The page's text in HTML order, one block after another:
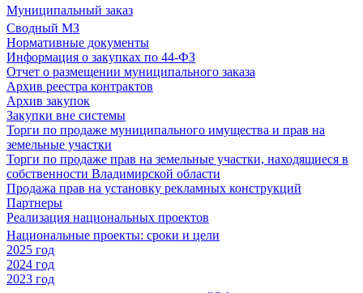
Муниципальный заказ
Сводный МЗ
Нормативные документы
Информация о закупках по 44-ФЗ
Отчет о размещении муниципального заказа
Архив реестра контрактов
Архив закупок
Закупки вне системы
Торги по продаже муниципального имущества и прав на
земельные участки
Торги по продаже прав на земельные участки, находящиеся в
собственности Владимирской области
Продажа прав на установку рекламных конструкций
Партнеры
Реализация национальных проектов
Национальные проекты: сроки и цели
2025 год
2024 год
2023 год